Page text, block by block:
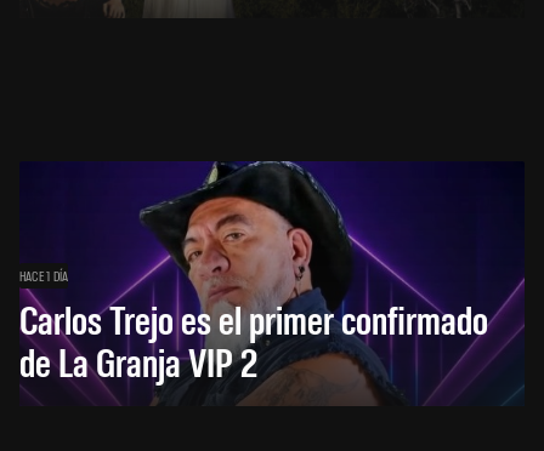
HACE 1 DÍA
Carlos Trejo es el primer confirmado
de La Granja VIP 2